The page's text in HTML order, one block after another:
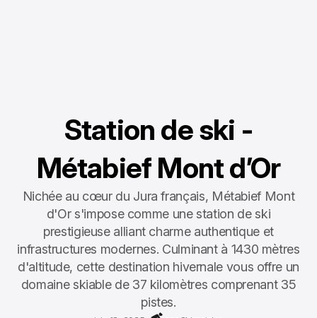
Station de ski -
Métabief Mont d’Or
Nichée au cœur du Jura français, Métabief Mont
d'Or s'impose comme une station de ski
prestigieuse alliant charme authentique et
infrastructures modernes. Culminant à 1430 mètres
d'altitude, cette destination hivernale vous offre un
domaine skiable de 37 kilomètres comprenant 35
pistes.